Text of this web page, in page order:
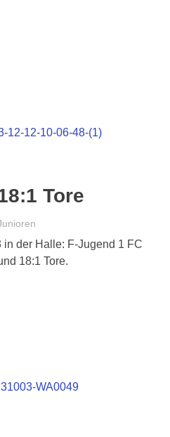
Tore
der Halle: F-Jugend 1 FC
18:1 Tore.